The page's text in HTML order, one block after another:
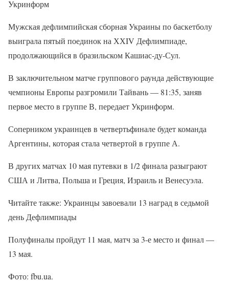
Укринформ
Мужская дефлимпийская сборная Украины по баскетболу
выиграла пятый поединок на ХХIV Дефлимпиаде,
продолжающийся в бразильском Кашиас-ду-Сул.
В заключительном матче группового раунда действующие
чемпионы Европы разгромили Тайвань — 81:35, заняв
первое место в группе В, передает Укринформ.
Соперником украинцев в четвертьфинале будет команда
Аргентины, которая стала четвертой в группе А.
В других матчах 10 мая путевки в 1/2 финала разыграют
США и Литва, Польша и Греция, Израиль и Венесуэла.
Читайте также: Украинцы завоевали 13 наград в седьмой
день Дефлимпиады
Полуфиналы пройдут 11 мая, матч за 3-е место и финал —
13 мая.
Фото: fbu.ua.